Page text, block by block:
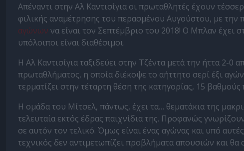
Απέναντι στην Αλ Καντισίγια οι πρωταθλητές έχουν
φιλικής αναμέτρησης του περασμένου Αυγούστου, με
αγώνων να είναι τον Σεπτέμβριο του 2018! Ο Μπλαν έχει
υπόλοιποι είναι διαθέσιμοι.
Η Αλ Καντισίγια ταξιδεύει στην Τζέντα μετά την ήττα 2-0
πρωταθλήματος, η οποία διέκοψε το αήττητο σερί έξι
τερματίζει στην τέταρτη θέση της κατηγορίας, 15
Η ομάδα του Μίτσελ, πάντως, έχει τα… θεματάκια της
τελευταία εκτός έδρας παιχνίδια της. Προφανώς
σε αυτόν τον τελικό. Όμως είναι ένας αγώνας και υπό
τεχνικός δεν αντιμετωπίζει προβλήματα απουσιών και